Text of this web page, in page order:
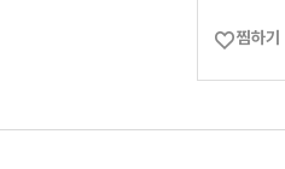
찜하기